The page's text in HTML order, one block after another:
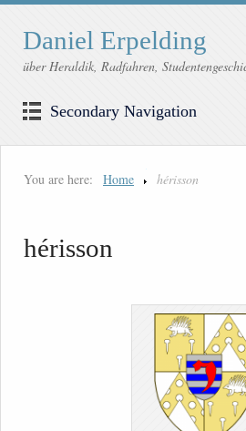
Daniel Erpelding
über Heraldik, Radfahren,
Secondary Navigation
You are here: Home hérisson
hérisson